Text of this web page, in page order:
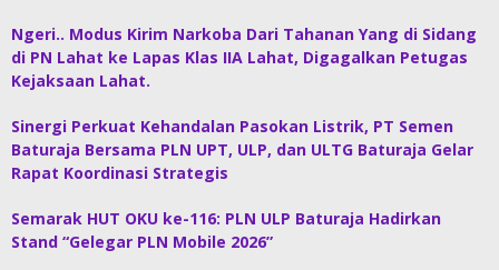
Ngeri.. Modus Kirim Narkoba Dari Tahanan Yang di Sidang
di PN Lahat ke Lapas Klas IIA Lahat, Digagalkan Petugas
Kejaksaan Lahat.
Sinergi Perkuat Kehandalan Pasokan Listrik, PT Semen
Baturaja Bersama PLN UPT, ULP, dan ULTG Baturaja Gelar
Rapat Koordinasi Strategis
Semarak HUT OKU ke-116: PLN ULP Baturaja Hadirkan
Stand “Gelegar PLN Mobile 2026”